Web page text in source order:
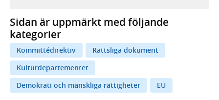
Sidan är uppmärkt med följande
kategorier
Kommittédirektiv
Rättsliga dokument
Kulturdepartementet
Demokrati och mänskliga rättigheter
EU